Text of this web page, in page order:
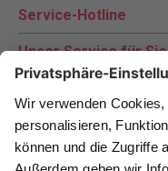
Service-Hotline
Unser Service für Sie
Zahlungsarten